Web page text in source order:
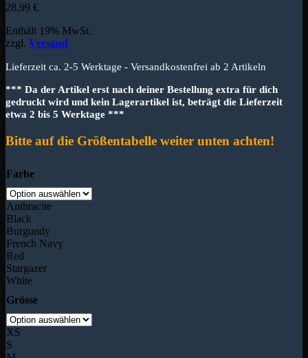
28,99 €
Enthält 19% MwSt.
zzgl. Versand
Lieferzeit ca. 2-5 Werktage - Versandkostenfrei ab 2 Artikeln
*** Da der Artikel erst nach deiner Bestellung extra für dich
gedruckt wird und kein Lagerartikel ist, beträgt die Lieferzeit
etwa 2 bis 5 Werktage ***
Bitte auf die Größentabelle weiter unten achten!
Farbe
Anthracite
Black
Burgundy
French Navy
Red
Stargazer
White
Grösse
XS
S